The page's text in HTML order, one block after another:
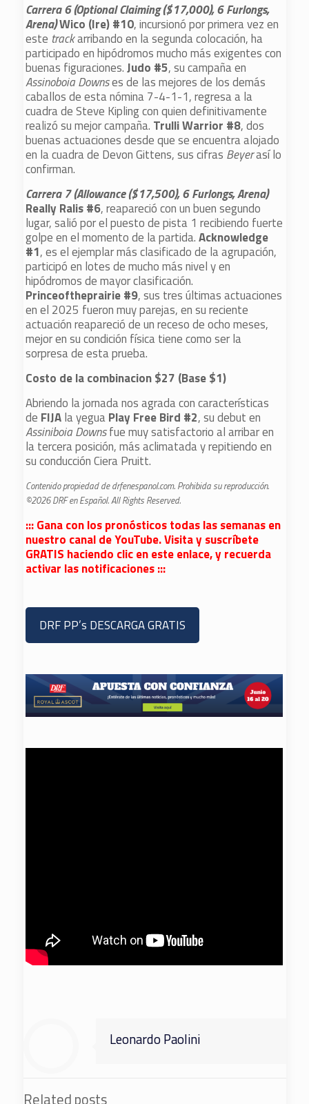
Carrera 6 (Optional Claiming ($17,000), 6 Furlongs,
Arena)Wico (Ire) #10, incursionó por primera vez en
este trackarribando en la segunda colocación, ha
participado en hipódromos mucho más exigentes con
buenas figuraciones.Judo #5, su campaña en
Assinoboia Downses de las mejores de los demás
caballos de esta nómina 7-4-1-1, regresa a la
cuadra de Steve Kipling con quien definitivamente
realizó su mejor campaña. Trulli Warrior #8, dos
buenas actuaciones desde que se encuentra alojado
en la cuadra de Devon Gittens, sus cifras Beyerasí lo
confirman.
Carrera 7 (Allowance ($17,500), 6 Furlongs, Arena)
Really Ralis #6, reapareció con un buen segundo
lugar, salió por el puesto de pista 1 recibiendo fuerte
golpe en el momento de la partida.Acknowledge
#1, es el ejemplar más clasificado de la agrupación,
participó en lotes de mucho más nivel y en
hipódromos de mayor clasificación.
Princeoftheprairie #9, sus tres últimas actuaciones
en el 2025 fueron muy parejas, en su reciente
actuación reapareció de un receso de ocho meses,
mejor en su condición física tiene como ser la
sorpresa de esta prueba.
Costo de la combinacion $27 (Base $1)
Abriendo la jornada nos agrada con características
de FIJAla yeguaPlay Free Bird #2, su debut en
Assiniboia Downsfue muy satisfactorio al arribar en
la tercera posición, más aclimatada y repitiendo en
su conducción Ciera Pruitt.
Contenido propiedad de drfenespanol.com. Prohibida su reproducción.
©2026 DRF en Español. All Rights Reserved.
::: Gana con los pronósticos todas las semanas en
nuestro canal de YouTube. Visita y suscríbete
GRATIS haciendo clic en este enlace, y recuerda
activar las notificaciones :::
DRF PP’s DESCARGA GRATIS
Leonardo Paolini
Related posts